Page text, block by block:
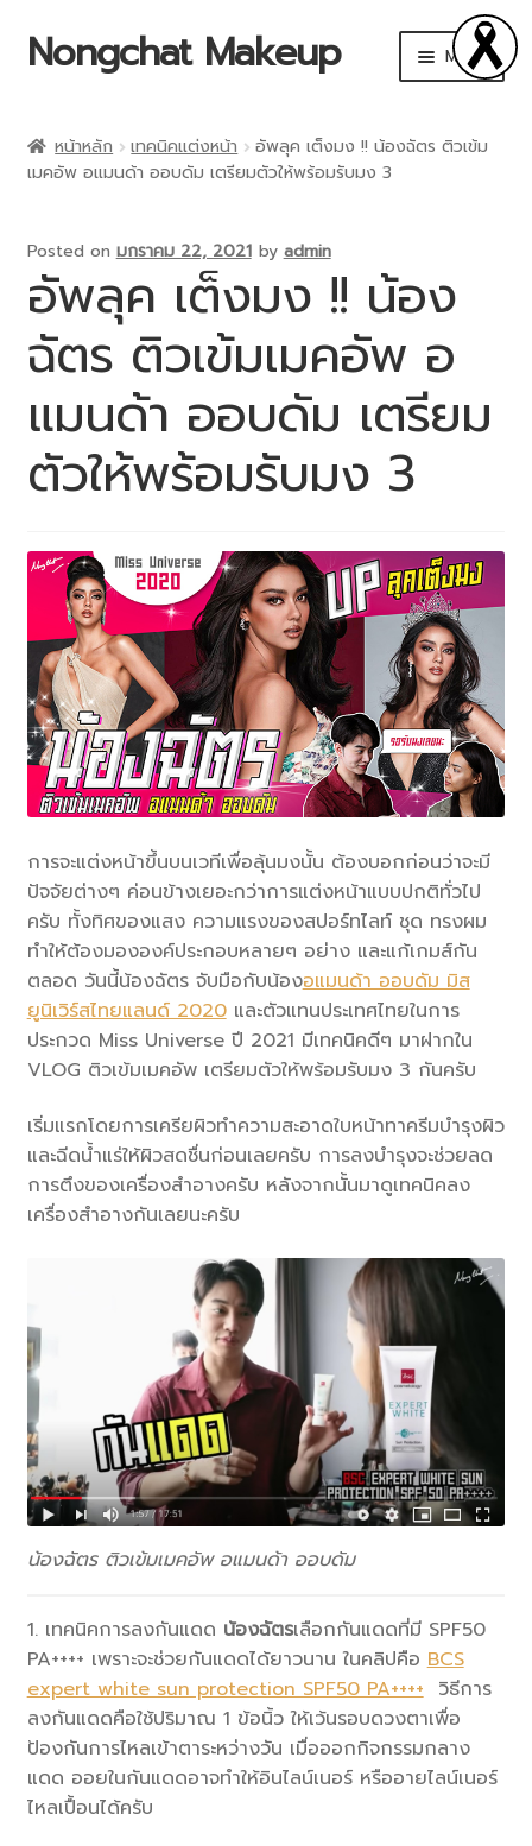
Nongchat Makeup Menu
THA by Nongchat
Browit by Nongchat
Other Brands
Shop
Makeup Art Academy
Account details
0 items ฿0.00
หน้าหลัก เทคนิคแต่งหน้า
อัพลุค เต็งมง !! น้องฉัตร ติวเข้ม
เมคอัพ อแมนด้า ออบดัม เตรียมตัวให้พร้อมรับมง 3
Posted on มกราคม 22, 2021 by admin
อัพลุค เต็งมง !! น้อง
ฉัตร ติวเข้มเมคอัพ อ
แมนด้า ออบดัม เตรียม
ตัวให้พร้อมรับมง 3
การจะแต่งหน้าขึ้นบนเวทีเพื่อลุ้นมงนั้น ต้องบอกก่อนว่าจะมี
ปัจจัยต่างๆ ค่อนข้างเยอะกว่าการแต่งหน้าแบบปกติทั่วไป
ครับ ทั้งทิศของแสง ความแรงของสปอร์ทไลท์ ชุด ทรงผม
ทำให้ต้องมององค์ประกอบหลายๆ อย่าง และแก้เกมส์กัน
ตลอด วันนี้น้องฉัตร จับมือกับน้องอแมนด้า ออบดัม มิส
ยูนิเวิร์สไทยแลนด์ 2020และตัวแทนประเทศไทยในการ
ประกวด Miss Universe ปี 2021 มีเทคนิคดีๆ มาฝากใน
VLOG ติวเข้มเมคอัพ เตรียมตัวให้พร้อมรับมง 3 กันครับ
เริ่มแรกโดยการเครียผิวทำความสะอาดใบหน้าทาครีมบำรุงผิว
และฉีดน้ำแร่ให้ผิวสดชื่นก่อนเลยครับ การลงบำรุงจะช่วยลด
การตึงของเครื่องสำอางครับ หลังจากนั้นมาดูเทคนิคลง
เครื่องสำอางกันเลยนะครับ
น้องฉัตร ติวเข้มเมคอัพ อแมนด้า ออบดัม
1. เทคนิคการลงกันแดด น้องฉัตรเลือกกันแดดที่มี SPF50
PA++++ เพราะจะช่วยกันแดดได้ยาวนาน ในคลิปคือBCS
expert white sun protection SPF50 PA++++วิธีการ
ลงกันแดดคือใช้ปริมาณ 1 ข้อนิ้ว ให้เว้นรอบดวงตาเพื่อ
ป้องกันการไหลเข้าตาระหว่างวัน เมื่อออกกิจกรรมกลาง
แดด ออยในกันแดดอาจทำให้อินไลน์เนอร์ หรืออายไลน์เนอร์
ไหลเปื้อนได้ครับ